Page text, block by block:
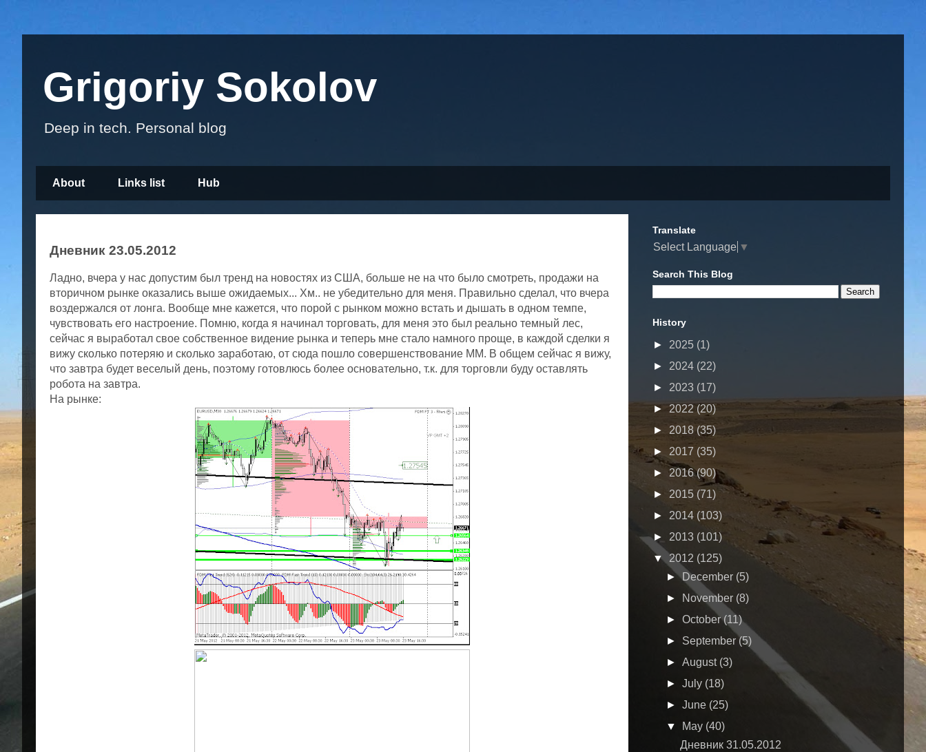
Grigoriy Sokolov
Deep in tech. Personal blog
About Links list Hub
Дневник 23.05.2012
Ладно, вчера у нас допустим был тренд на новостях из США, больше не на что было смотреть, продажи на
вторичном рынке оказались выше ожидаемых... Хм.. не убедительно для меня. Правильно сделал, что вчера
воздержался от лонга. Вообще мне кажется, что порой с рынком можно встать и дышать в одном темпе,
чувствовать его настроение. Помню, когда я начинал торговать, для меня это был реально темный лес,
сейчас я выработал свое собственное видение рынка и теперь мне стало намного проще, в каждой сделки я
вижу сколько потеряю и сколько заработаю, от сюда пошло совершенствование ММ. В общем сейчас я вижу,
что завтра будет веселый день, поэтому готовлюсь более основательно, т.к. для торговли буду оставлять
робота на завтра.
На рынке:
Translate
Select Language ▼
Search This Blog
History
► 2025 (1)
► 2024 (22)
► 2023 (17)
► 2022(20)
► 2018 (35)
► 2017 (35)
► 2016(90)
► 2015 (71)
► 2014 (103)
► 2013 (101)
▼ 2012 (125)
►December (5)
►
November (8)
►October(11)
► September(5)
►August (3)
►July (18)
►June (25)
▼
May (40)
Дневник 31.05.2012